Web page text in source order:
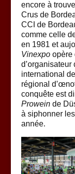
encore à
Crus de
CCI de
comme celle
en 1981 et
Vinexpoopère
d’organisateur
international
régional
conquête est
Proweinde
à siphonner
année.